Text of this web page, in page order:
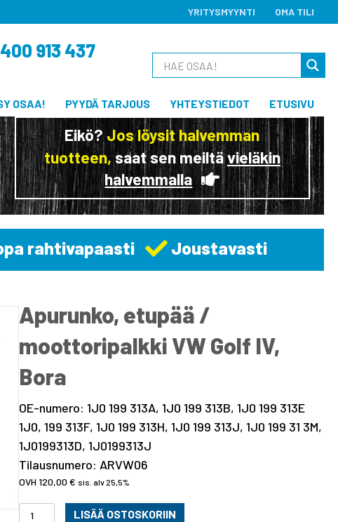
YRITYSMYYNTI OMA TILI
913 437
OSAA! PYYDÄ TARJOUS YHTEYSTIEDOT ETUSIVU
Eikö?Jos löysit halvemman
tuotteen,saat sen meiltävieläkin
halvemmalla
rahtivapaasti Joustavasti
Apurunko, etupää /
moottoripalkki VW Golf IV,
Bora
OE-numero: 1J0 199 313A, 1J0 199 313B, 1J0 199 313E
1J0, 199 313F, 1J0 199 313H, 1J0 199 313J, 1J0 199 31 3M,
1J0199313D, 1J0199313J
Tilausnumero: ARVW06
120,00€ sis. alv 25,5%
Apurunko,LISÄÄ OSTOSKORIIN